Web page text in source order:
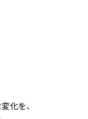
化を、